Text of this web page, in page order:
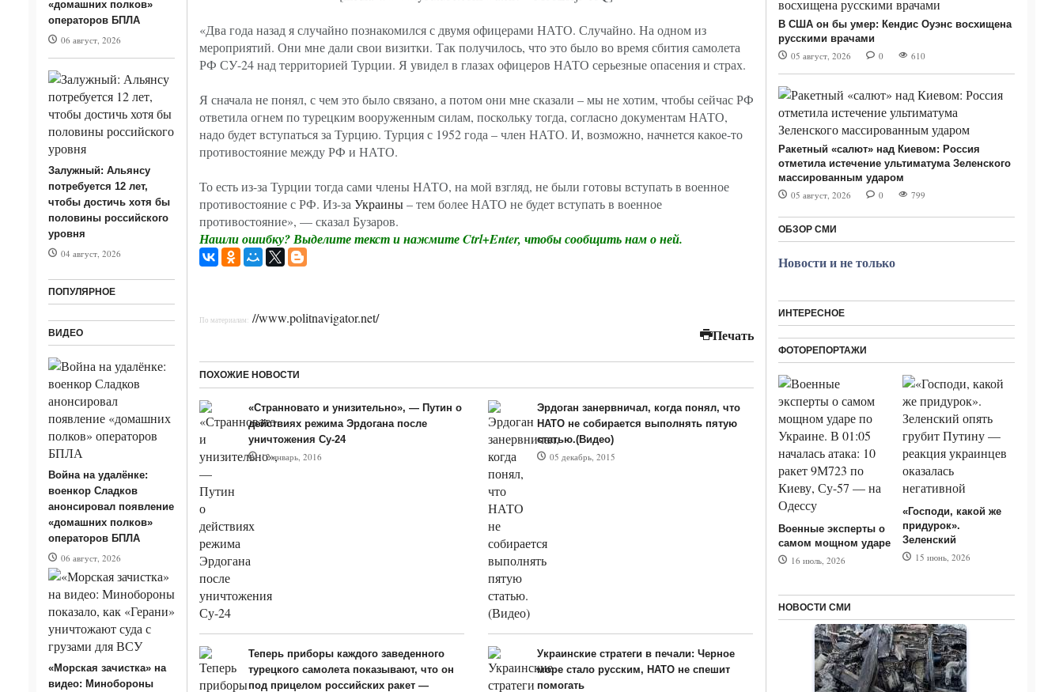
«Два года назад я случайно познакомился с двумя офицерами НАТО. Случайно. На одном из
мероприятий. Они мне дали свои визитки. Так получилось, что это было во время сбития самолета
РФ СУ-24 над территорией Турции. Я увидел в глазах офицеров НАТО серьезные опасения и страх.
Я сначала не понял, с чем это было связано, а потом они мне сказали – мы не хотим, чтобы сейчас РФ
ответила огнем по турецким вооруженным силам, поскольку тогда, согласно документам НАТО,
надо будет вступаться за Турцию. Турция с 1952 года – член НАТО. И, возможно, начнется какое-то
противостояние между РФ и НАТО.
То есть из-за Турции тогда сами члены НАТО, на мой взгляд, не были готовы вступать в военное
противостояние с РФ. Из-за Украины– тем более НАТО не будет вступать в военное
противостояние», — сказал Бузаров.
Нашли ошибку? Выделите текст и нажмите Ctrl+Enter, чтобы сообщить нам о ней.
По материалам: //www.politnavigator.net/
Печать
ПОХОЖИЕ НОВОСТИ
«Странновато и унизительно», — Путин о
действиях режима Эрдогана после
уничтожения Су-24
12 январь, 2016
Эрдоган занервничал, когда понял, что
НАТО не собирается выполнять пятую
статью.(Видео)
05 декабрь, 2015
Теперь приборы каждого заведенного
турецкого самолета показывают, что он
под прицелом российских ракет —
Украинские стратеги в печали: Черное
море стало русским, НАТО не спешит
помогать
В США он бы умер: Кендис Оуэнс восхищена
русскими врачами
05 август, 2026
0 610
Ракетный «салют» над Киевом: Россия
отметила истечение ультиматума Зеленского
массированным ударом
05 август, 2026
0 799
ОБЗОР СМИ
Новости и не только
ИНТЕРЕСНОЕ
ФОТОРЕПОРТАЖИ
Военные эксперты о
самом мощном ударе
16 июль, 2026
«Господи, какой же
придурок».
Зеленский
15 июнь, 2026
НОВОСТИ СМИ
«домашних полков»
операторов БПЛА
06 август, 2026
Залужный: Альянсу
потребуется 12 лет,
чтобы достичь хотя бы
половины российского
уровня
04 август, 2026
ПОПУЛЯРНОЕ
ВИДЕО
Война на удалёнке:
военкор Сладков
анонсировал появление
«домашних полков»
операторов БПЛА
06 август, 2026
«Морская зачистка» на
видео: Минобороны